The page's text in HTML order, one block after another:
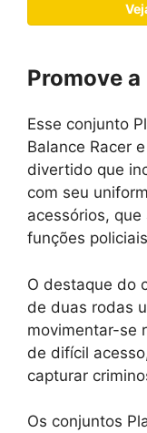
Promove
Esse conjunto
Balance Racer
divertido que
com seu
acessórios,
funções
O destaque do
de duas rodas
movimentar-se
de difícil
capturar
Os conjuntos